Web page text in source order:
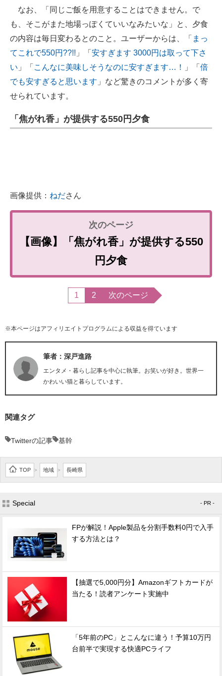
なお、「同じご飯を用意することはできません。で
も、そこがまた地場っぽくていいなみたいな」と、夕食
の内容は毎日変わるとのこと。ユーザーからは、「 まっ
てこれで550円??!! 」「 安すぎます 3000円は取って下さ
い 」「 こんなに美味しそうなのに安すぎます…！ 」「 倍
でも安すぎると思います 」など驚きのコメントが多く寄
せられています。
「焦がれ香」が提供する550円夕食
画像提供： ねださん
【画像】「焦がれ香」が提供する550
円夕食
1 2 次のページ
※本ページはアフィリエイトプログラムによる収益を得ています
筆者：深戸進路
エンタメ・暮らし記事を中心に執筆。お笑いが好き。世界一
かわいい猫と暮らしています。
関連タグ
Twitterの記事 基幹
TOP > 地域 > 長崎県
Special - PR -
FPが解説！Apple製品を分割手数料0円で入手
する方法とは？
【抽選で5,000円分】Amazonギフトカードが
当たる！読者アンケート実施中
「5年前のPC」とこんなに違う！予算10万円
台前半で実現する快適PCライフ